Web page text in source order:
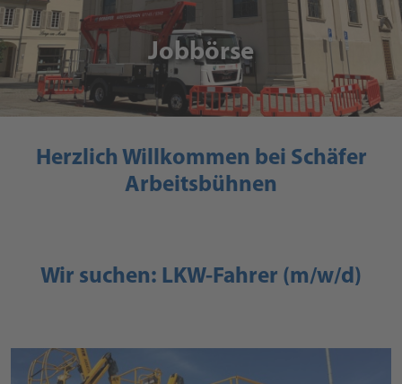
Jobbörse
Herzlich Willkommen bei Schäfer
Arbeitsbühnen
Wir suchen: LKW-Fahrer (m/w/d)